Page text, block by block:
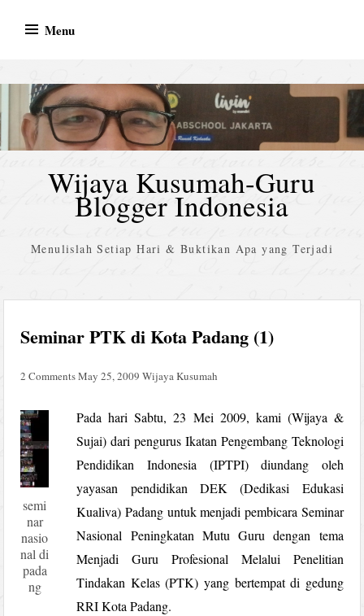
Menu
Wijaya Kusumah-Guru
Blogger Indonesia
Menulislah Setiap Hari & Buktikan Apa yang Terjadi
Seminar PTK di Kota Padang (1)
2 CommentsMay 25, 2009 Wijaya Kusumah
semi
nar
nasio
nal di
pada
ng
Pada hari Sabtu, 23 Mei 2009, kami (Wijaya &
Sujai) dari pengurus Ikatan Pengembang Teknologi
Pendidikan Indonesia (IPTPI) diundang oleh
yayasan pendidikan DEK (Dedikasi Edukasi
Kualiva) Padang untuk menjadi pembicara Seminar
Nasional Peningkatan Mutu Guru dengan tema
Menjadi Guru Profesional Melalui Penelitian
Tindakan Kelas (PTK) yang bertempat di gedung
RRI Kota Padang.